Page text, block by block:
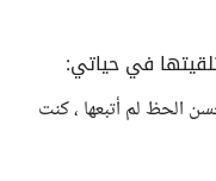
في حياتي:
الحظ لم أتبعها ، كنت